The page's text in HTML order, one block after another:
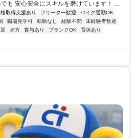
も 安心安全にスキルを磨けています！ ...
格取得支援あり フリーター歓迎
バイク通勤OK
職場見学可 転勤なし 経験不問
未経験者歓迎
夕方 賞与あり ブランクOK
育休あり